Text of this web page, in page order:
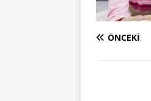
ÖNCEKI